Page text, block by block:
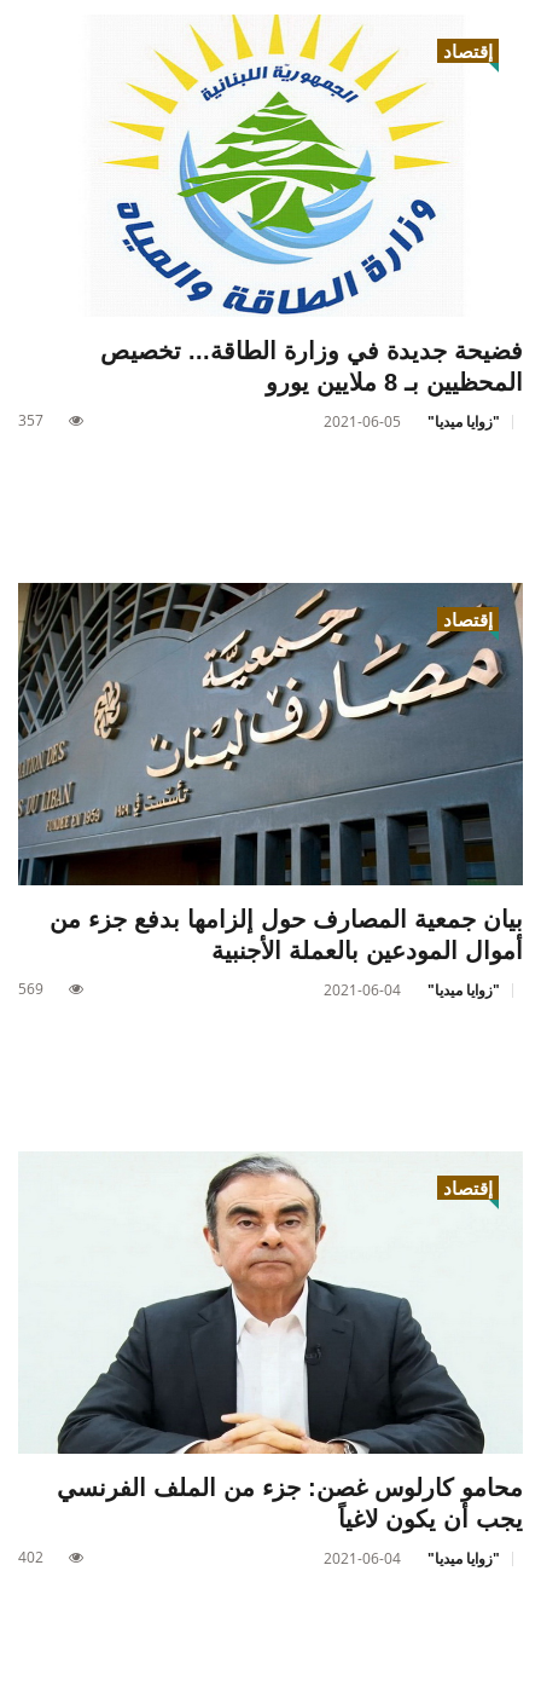
إقتصاد
فضيحة جديدة في وزارة الطاقة... تخصيص
المحظيين بـ 8 ملايين يورو
"زوايا ميديا" 2021-06-05
357
إقتصاد
بيان جمعية المصارف حول إلزامها بدفع جزء من
أموال المودعين بالعملة الأجنبية
"زوايا ميديا" 2021-06-04
569
إقتصاد
محامو كارلوس غصن: جزء من الملف الفرنسي
يجب أن يكون لاغياً
"زوايا ميديا" 2021-06-04
402